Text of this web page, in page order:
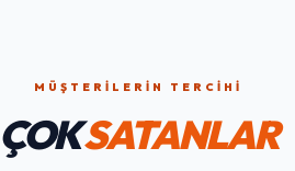
MÜŞTERILERIN TERCIHI
ÇOKSATANLAR